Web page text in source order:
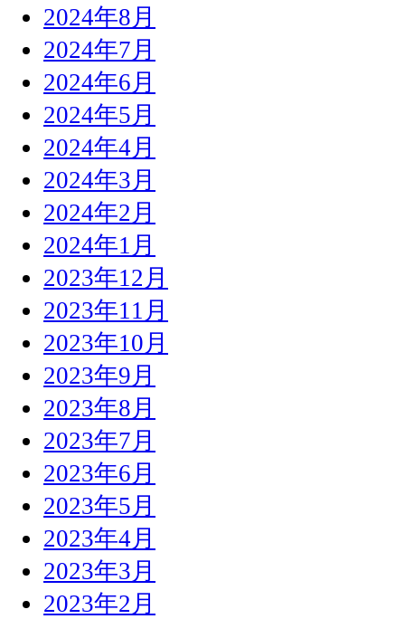
2024年8月
2024年7月
2024年6月
2024年5月
2024年4月
2024年3月
2024年2月
2024年1月
2023年12月
2023年11月
2023年10月
2023年9月
2023年8月
2023年7月
2023年6月
2023年5月
2023年4月
2023年3月
2023年2月